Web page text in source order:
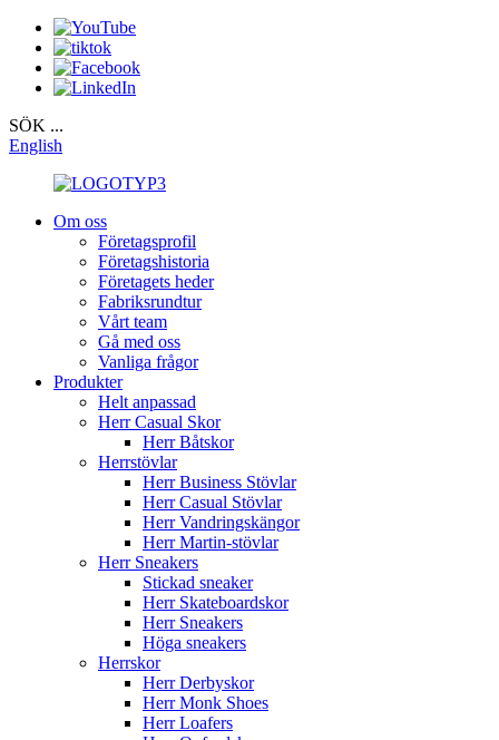
SÖK ...
English
Om oss
Företagsprofil
Företagshistoria
Företagets heder
Fabriksrundtur
Vårt team
Gå med oss
Vanliga frågor
Produkter
Helt anpassad
Herr Casual Skor
Herr Båtskor
Herrstövlar
Herr Business Stövlar
Herr Casual Stövlar
Herr Vandringskängor
Herr Martin-stövlar
Herr Sneakers
Stickad sneaker
Herr Skateboardskor
Herr Sneakers
Höga sneakers
Herrskor
Herr Derbyskor
Herr Monk Shoes
Herr Loafers